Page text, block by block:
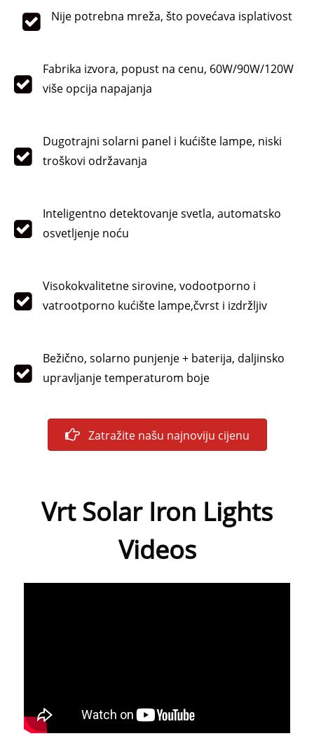
Nije potrebna mreža, što povećava isplativost
Fabrika izvora, popust na cenu, 60W/90W/120W
više opcija napajanja
Dugotrajni solarni panel i kućište lampe, niski
troškovi održavanja
Inteligentno detektovanje svetla, automatsko
osvetljenje noću
Visokokvalitetne sirovine, vodootporno i
vatrootporno kućište lampe,čvrst i izdržljiv
Bežično, solarno punjenje + baterija, daljinsko
upravljanje temperaturom boje
Zatražite našu najnoviju cijenu
Vrt Solar Iron Lights
Videos